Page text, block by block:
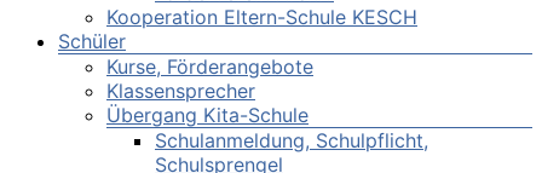
Kooperation Eltern-Schule KESCH
Schüler
Kurse, Förderangebote
Klassensprecher
Übergang Kita-Schule
Schulanmeldung, Schulpflicht,
Schulsprengel